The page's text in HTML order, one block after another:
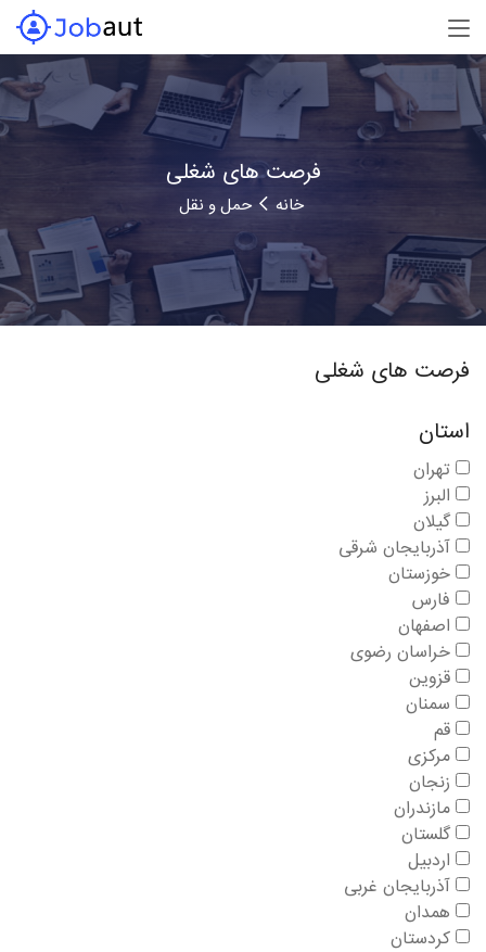
فرصت های شغلی
خانه حمل و نقل
فرصت های شغلی
استان
تهران
البرز
گیلان
آذربایجان شرقی
خوزستان
فارس
اصفهان
خراسان رضوی
قزوین
سمنان
قم
مرکزی
زنجان
مازندران
گلستان
اردبیل
آذربایجان غربی
همدان
کردستان